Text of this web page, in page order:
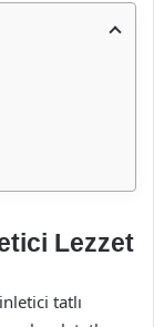
Lezzet
tatlı